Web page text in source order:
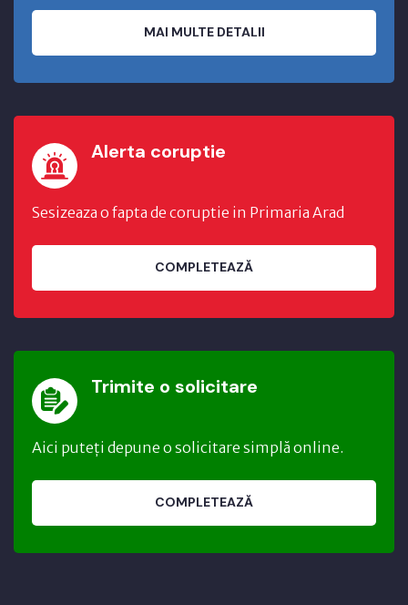
MAI MULTE DETALII
Alerta coruptie
Sesizeaza o fapta de coruptie in Primaria Arad
COMPLETEAZĂ
Trimite o solicitare
Aici puteți depune o solicitare simplă online.
COMPLETEAZĂ